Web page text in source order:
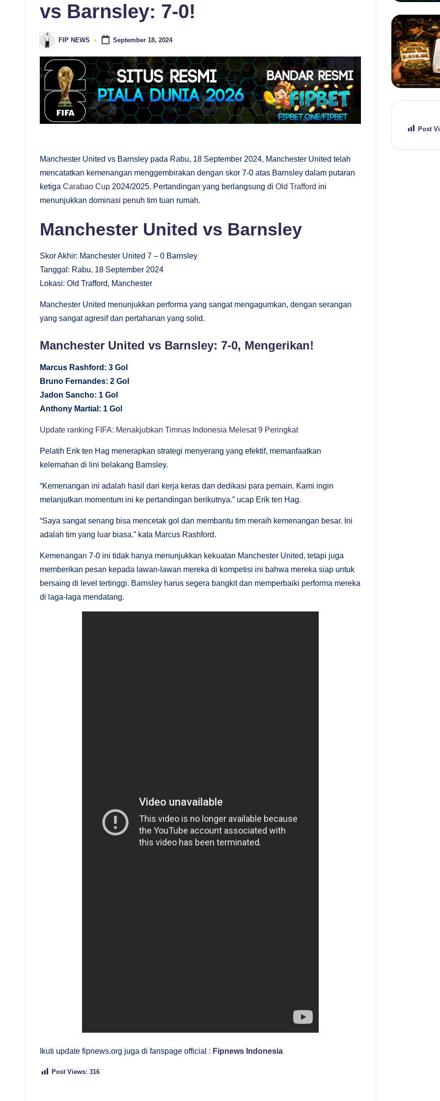
ni
A
al
is
is
M
al
m
vs Barnsley: 7-0!
Posted
by
FIP NEWS September 18, 2024
Manchester United vs Barnsley pada Rabu, 18 September 2024, Manchester United telah
mencatatkan kemenangan menggembirakan dengan skor 7-0 atas Barnsley dalam putaran
ketiga Carabao Cup 2024/2025. Pertandingan yang berlangsung di Old Trafford ini
menunjukkan dominasi penuh tim tuan rumah.
Manchester United vs Barnsley
Skor Akhir: Manchester United 7 – 0 Barnsley
Tanggal: Rabu, 18 September 2024
Lokasi: Old Trafford, Manchester
Manchester United menunjukkan performa yang sangat mengagumkan, dengan serangan
yang sangat agresif dan pertahanan yang solid.
Manchester United vs Barnsley: 7-0, Mengerikan!
Marcus Rashford: 3 Gol
Bruno Fernandes: 2 Gol
Jadon Sancho: 1 Gol
Anthony Martial: 1 Gol
Update ranking FIFA: Menakjubkan Timnas Indonesia Melesat 9 Peringkat
Pelatih Erik ten Hag menerapkan strategi menyerang yang efektif, memanfaatkan
kelemahan di lini belakang Barnsley.
“Kemenangan ini adalah hasil dari kerja keras dan dedikasi para pemain. Kami ingin
melanjutkan momentum ini ke pertandingan berikutnya.” ucap Erik ten Hag.
“Saya sangat senang bisa mencetak gol dan membantu tim meraih kemenangan besar. Ini
adalah tim yang luar biasa.” kata Marcus Rashford.
Kemenangan 7-0 ini tidak hanya menunjukkan kekuatan Manchester United, tetapi juga
memberikan pesan kepada lawan-lawan mereka di kompetisi ini bahwa mereka siap untuk
bersaing di level tertinggi. Barnsley harus segera bangkit dan memperbaiki performa mereka
di laga-laga mendatang.
Ikuti update fipnews.org juga di fanspage official : Fipnews Indonesia
Post Views: 316
Post